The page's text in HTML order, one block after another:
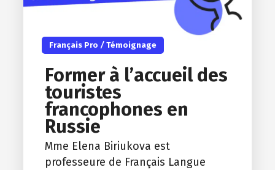
Français Pro / Témoignage
Former à l’accueil des
touristes
francophones en
Russie
Mme Elena Biriukova est
professeure de Français Langue